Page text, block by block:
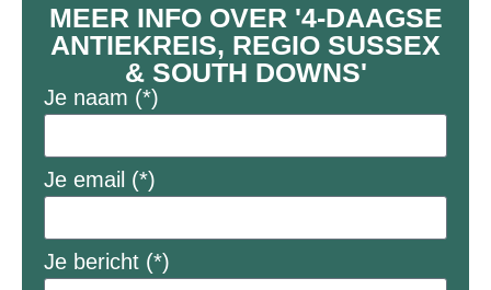
MEER INFO OVER '4-DAAGSE
ANTIEKREIS, REGIO SUSSEX
& SOUTH DOWNS'
Je naam (*)
Je email (*)
Je bericht (*)